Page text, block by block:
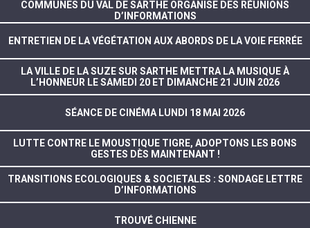
COMMUNES DU VAL DE SARTHE ORGANISE DES RÉUNIONS
D’INFORMATIONS
ENTRETIEN DE LA VÉGÉTATION AUX ABORDS DE LA VOIE FERRÉE
LA VILLE DE LA SUZE SUR SARTHE METTRA LA MUSIQUE À
L’HONNEUR LE SAMEDI 20 ET DIMANCHE 21 JUIN 2026
SÉANCE DE CINÉMA LUNDI 18 MAI 2026
LUTTE CONTRE LE MOUSTIQUE TIGRE, ADOPTONS LES BONS
GESTES DÈS MAINTENANT !
TRANSITIONS ECOLOGIQUES & SOCIETALES : SONDAGE LETTRE
D’INFORMATIONS
TROUVÉ CHIENNE